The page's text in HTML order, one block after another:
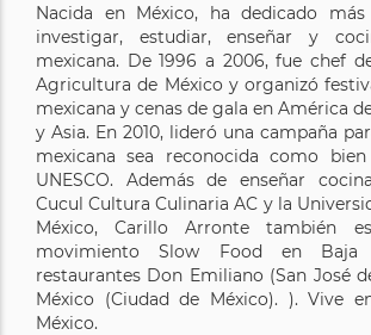
Nacida en México, ha dedicado
investigar, estudiar, enseñar y
mexicana. De 1996 a 2006, fue chef
Agricultura de México y organizó
mexicana y cenas de gala en América
y Asia. En 2010, lideró una campaña
mexicana sea reconocida como
UNESCO. Además de enseñar
Cucul Cultura Culinaria AC y la
México, Carillo Arronte también
movimiento Slow Food en
restaurantes Don Emiliano (San José
México (Ciudad de México). ). Vive
México.